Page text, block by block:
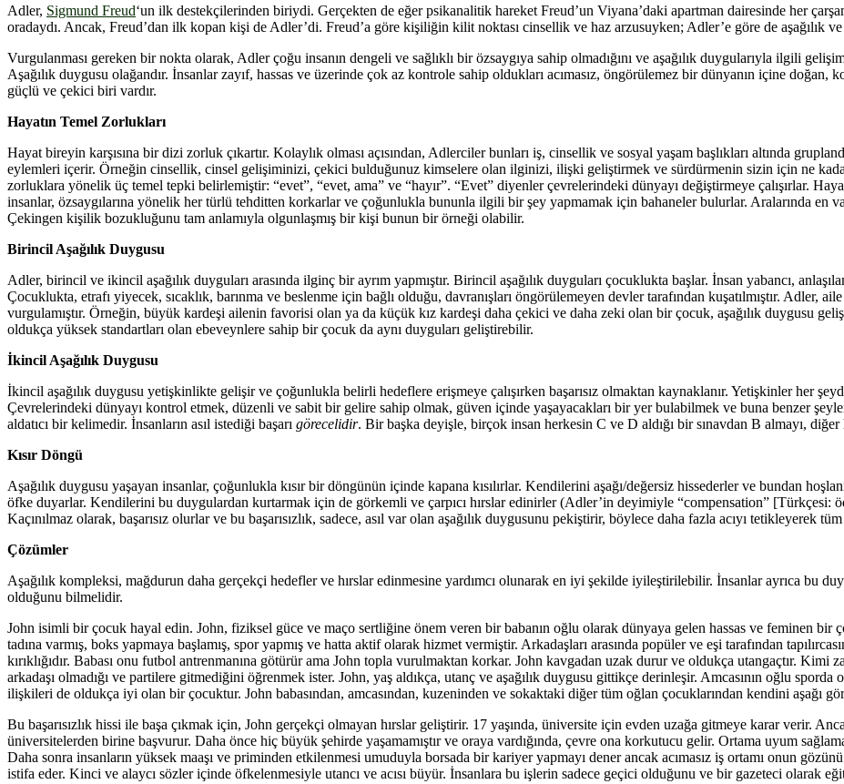
Adler, Sigmund Freud‘un ilk destekçilerinden biriydi. Gerçekten de eğer psikanalitik hareket Freud’un Viyana’daki apartman dairesinde her
oradaydı. Ancak, Freud’dan ilk kopan kişi de Adler’di. Freud’a göre kişiliğin kilit noktası cinsellik ve haz arzusuyken; Adler’e göre de aşağılık
Vurgulanması gereken bir nokta olarak, Adler çoğu insanın dengeli ve sağlıklı bir özsaygıya sahip olmadığını ve aşağılık duygularıyla ilgili
Aşağılık duygusu olağandır. İnsanlar zayıf, hassas ve üzerinde çok az kontrole sahip oldukları acımasız, öngörülemez bir dünyanın içine doğan,
güçlü ve çekici biri vardır.
Hayatın Temel Zorlukları
Hayat bireyin karşısına bir dizi zorluk çıkartır. Kolaylık olması açısından, Adlerciler bunları iş, cinsellik ve sosyal yaşam başlıkları altında
eylemleri içerir. Örneğin cinsellik, cinsel gelişiminizi, çekici bulduğunuz kimselere olan ilginizi, ilişki geliştirmek ve sürdürmenin sizin için ne
zorluklara yönelik üç temel tepki belirlemiştir: “evet”, “evet, ama” ve “hayır”. “Evet” diyenler çevrelerindeki dünyayı değiştirmeye çalışırlar.
insanlar, özsaygılarına yönelik her türlü tehditten korkarlar ve çoğunlukla bununla ilgili bir şey yapmamak için bahaneler bulurlar. Aralarında en
Çekingen kişilik bozukluğunu tam anlamıyla olgunlaşmış bir kişi bunun bir örneği olabilir.
Birincil Aşağılık Duygusu
Adler, birincil ve ikincil aşağılık duyguları arasında ilginç bir ayrım yapmıştır. Birincil aşağılık duyguları çocuklukta başlar. İnsan yabancı,
Çocuklukta, etrafı yiyecek, sıcaklık, barınma ve beslenme için bağlı olduğu, davranışları öngörülemeyen devler tarafından kuşatılmıştır.
vurgulamıştır. Örneğin, büyük kardeşi ailenin favorisi olan ya da küçük kız kardeşi daha çekici ve daha zeki olan bir çocuk, aşağılık duygusu
oldukça yüksek standartları olan ebeveynlere sahip bir çocuk da aynı duyguları geliştirebilir.
İkincil Aşağılık Duygusu
İkincil aşağılık duygusu yetişkinlikte gelişir ve çoğunlukla belirli hedeflere erişmeye çalışırken başarısız olmaktan kaynaklanır. Yetişkinler her
Çevrelerindeki dünyayı kontrol etmek, düzenli ve sabit bir gelire sahip olmak, güven içinde yaşayacakları bir yer bulabilmek ve buna benzer şeyler
aldatıcı bir kelimedir. İnsanların asıl istediği başarı görecelidir. Bir başka deyişle, birçok insan herkesin C ve D aldığı bir sınavdan B almayı,
Kısır Döngü
Aşağılık duygusu yaşayan insanlar, çoğunlukla kısır bir döngünün içinde kapana kısılırlar. Kendilerini aşağı/değersiz hissederler ve bundan
öfke duyarlar. Kendilerini bu duygulardan kurtarmak için de görkemli ve çarpıcı hırslar edinirler (Adler’in deyimiyle “compensation” [Türkçesi:
Kaçınılmaz olarak, başarısız olurlar ve bu başarısızlık, sadece, asıl var olan aşağılık duygusunu pekiştirir, böylece daha fazla acıyı tetikleyerek
Çözümler
Aşağılık kompleksi, mağdurun daha gerçekçi hedefler ve hırslar edinmesine yardımcı olunarak en iyi şekilde iyileştirilebilir. İnsanlar ayrıca bu
olduğunu bilmelidir.
John isimli bir çocuk hayal edin. John, fiziksel güce ve maço sertliğine önem veren bir babanın oğlu olarak dünyaya gelen hassas ve feminen bir
tadına varmış, boks yapmaya başlamış, spor yapmış ve hatta aktif olarak hizmet vermiştir. Arkadaşları arasında popüler ve eşi tarafından
kırıklığıdır. Babası onu futbol antrenmanına götürür ama John topla vurulmaktan korkar. John kavgadan uzak durur ve oldukça utangaçtır. Kimi
arkadaşı olmadığı ve partilere gitmediğini öğrenmek ister. John, yaş aldıkça, utanç ve aşağılık duygusu gittikçe derinleşir. Amcasının oğlu
ilişkileri de oldukça iyi olan bir çocuktur. John babasından, amcasından, kuzeninden ve sokaktaki diğer tüm oğlan çocuklarından kendini aşağı
Bu başarısızlık hissi ile başa çıkmak için, John gerçekçi olmayan hırslar geliştirir. 17 yaşında, üniversite için evden uzağa gitmeye karar verir.
üniversitelerden birine başvurur. Daha önce hiç büyük şehirde yaşamamıştır ve oraya vardığında, çevre ona korkutucu gelir. Ortama uyum
Daha sonra insanların yüksek maaşı ve priminden etkilenmesi umuduyla borsada bir kariyer yapmayı dener ancak acımasız iş ortamı onun
istifa eder. Kinci ve alaycı sözler içinde öfkelenmesiyle utancı ve acısı büyür. İnsanlara bu işlerin sadece geçici olduğunu ve bir gazeteci olarak